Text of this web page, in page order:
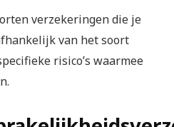
verzekeringen die je
van het soort
risico’s waarmee